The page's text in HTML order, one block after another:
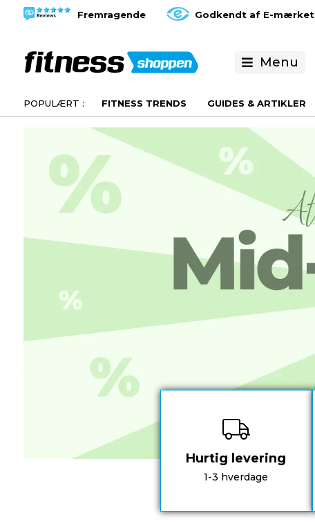
Fremragende Godkendt af E-mærket
Menu
FITNESS TRENDS GUIDES & ARTIKLER
Hurtig levering
1-3 hverdage